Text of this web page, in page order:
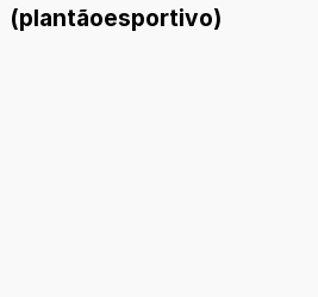
(plantãoesportivo)